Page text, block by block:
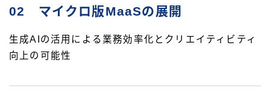
02 マイクロ版MaaSの展開
生成AIの活用による業務効率化とクリエイティビティ
向上の可能性